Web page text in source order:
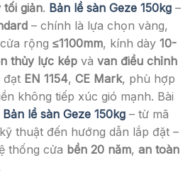
tối giản. Bản lề sàn Geze 150kg –
– chính là lựa chọn vàng,
rộng ≤1100mm, kính dày 10-
thủy lực kép và van điều chỉnh
đạt EN 1154, CE Mark, phù hợp
không tiếp xúc gió mạnh. Bài
Bản lề sàn Geze 150kg – từ mã
thuật đến hướng dẫn lắp đặt –
thống cửa bền 20 năm, an toàn